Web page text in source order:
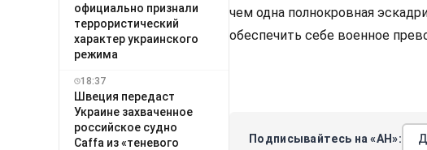
официально признали
террористический
характер украинского
режима
18:37
Швеция передаст
Украине захваченное
российское судно
Caffa из «теневого
чем одна полнокровная
обеспечить себе военное
Подписывайтесь на «АН»: